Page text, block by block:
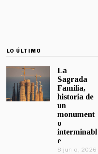
LO ÚLTIMO
La
Sagrada
Familia,
historia de
un
monument
o
interminabl
e
8 junio, 2026